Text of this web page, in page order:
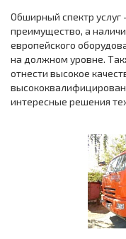
Обширный спектр услуг
преимущество, а
европейского
на должном уровне.
отнести высокое
интересные решения